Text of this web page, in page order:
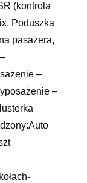
(kontrola
Poduszka
pasażera,
–
–